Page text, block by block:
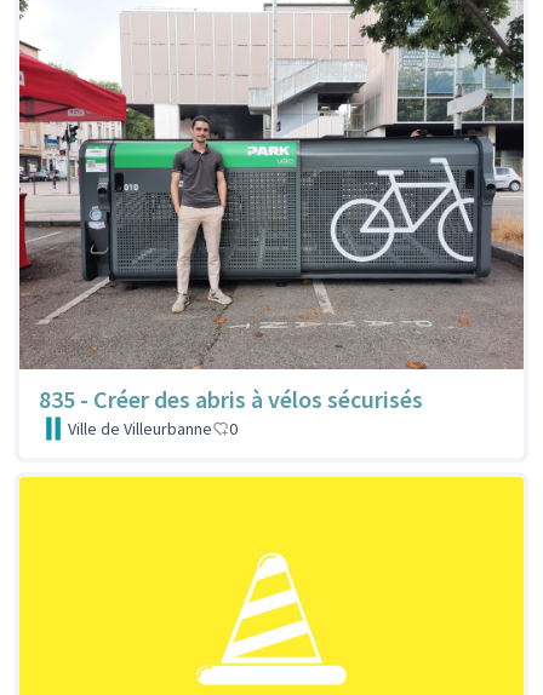
835 - Créer des abris à vélos sécurisés
Ville de Villeurbanne 0